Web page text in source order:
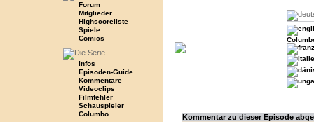
Forum
Mitglieder
Highscoreliste
Spiele
Comics
Infos
Episoden-Guide
Kommentare
Videoclips
Filmfehler
Schauspieler
Columbo
Kommentar zu dieser Episode